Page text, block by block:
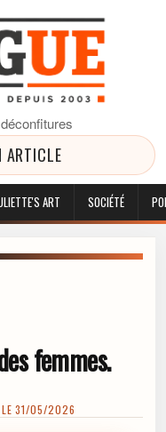
ARTICLE
ART SOCIÉTÉ
femmes.
31/05/2026